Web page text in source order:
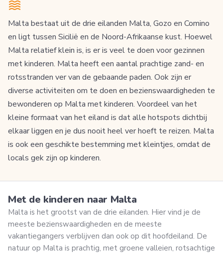
Malta bestaat uit de drie eilanden Malta, Gozo en Comino
en ligt tussen Sicilië en de Noord-Afrikaanse kust. Hoewel
Malta relatief klein is, is er is veel te doen voor gezinnen
met kinderen. Malta heeft een aantal prachtige zand- en
rotsstranden ver van de gebaande paden. Ook zijn er
diverse activiteiten om te doen en bezienswaardigheden te
bewonderen op Malta met kinderen. Voordeel van het
kleine formaat van het eiland is dat alle hotspots dichtbij
elkaar liggen en je dus nooit heel ver hoeft te reizen. Malta
is ook een geschikte bestemming met kleintjes, omdat de
locals gek zijn op kinderen.
Met de kinderen naar Malta
Malta is het grootst van de drie eilanden. Hier vind je de
meeste bezienswaardigheden en de meeste
vakantiegangers verblijven dan ook op dit hoofdeiland. De
natuur op Malta is prachtig, met groene valleien, rotsachtige